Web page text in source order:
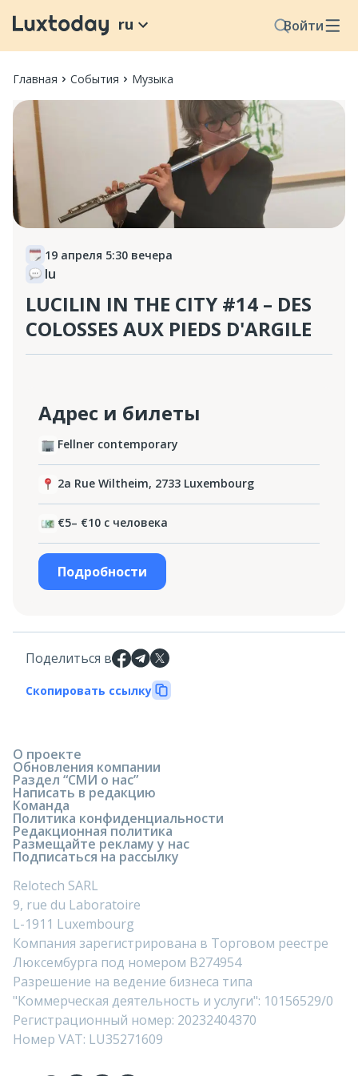
Войти
ru
Главная События Музыка
19 апреля 5:30 вечера
lu
LUCILIN IN THE CITY #14 – DES
COLOSSES AUX PIEDS D'ARGILE
Адрес и билеты
Fellner contemporary
2a Rue Wiltheim, 2733 Luxembourg
€5– €10 с человека
Подробности
Поделиться в
Скопировать ссылку
О проекте
Обновления компании
Раздел “СМИ о нас”
Написать в редакцию
Команда
Политика конфиденциальности
Редакционная политика
Размещайте рекламу у нас
Подписаться на рассылку
Relotech SARL
9, rue du Laboratoire
L-1911 Luxembourg
Компания зарегистрирована в Торговом реестре
Люксембурга под номером B274954
Разрешение на ведение бизнеса типа
"Коммерческая деятельность и услуги": 10156529/0
Регистрационный номер: 20232404370
Номер VAT: LU35271609